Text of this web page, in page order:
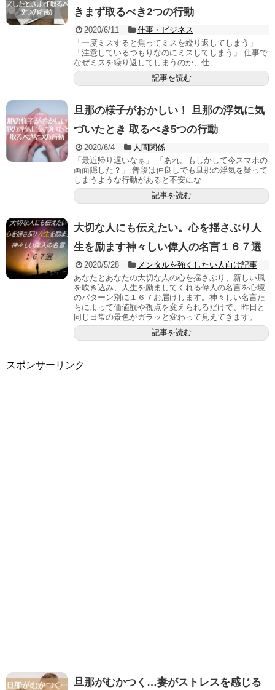
きまず取るべき2つの行動
2020/6/11
仕事・ビジネス
「一度ミスすると焦ってミスを繰り返してしまう」
「注意しているつもりなのにミスしてしまう」 仕事で
なぜミスを繰り返してしまうのか、仕
記事を読む
旦那の様子がおかしい！ 旦那の浮気に気
づいたとき 取るべき5つの行動
2020/6/4
人間関係
「最近帰り遅いなぁ」 「あれ。もしかして今スマホの
画面隠した？」 普段は仲良しでも旦那の浮気を疑って
しまうような行動があると不安にな
記事を読む
大切な人にも伝えたい。心を揺さぶり人
生を励ます神々しい偉人の名言１６７選
2020/5/28
メンタルを強くしたい人向け記事
あなたとあなたの大切な人の心を揺さぶり、新しい風
を吹き込み、人生を励ましてくれる偉人の名言を心境
のパターン別に１６７お届けします。神々しい名言た
ちによって価値観や視点を変えられるだけで、昨日と
同じ日常の景色がガラッと変わって見えてきます。
記事を読む
スポンサーリンク
旦那がむかつく…妻がストレスを感じる